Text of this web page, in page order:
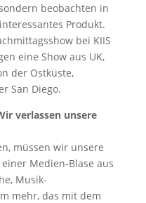
beobachten in
Produkt.
bei KIIS
eine Show aus UK,
der Ostküste,
San Diego.
verlassen unsere
müssen wir unsere
Medien-Blase aus
Musik-
mehr, das mit dem